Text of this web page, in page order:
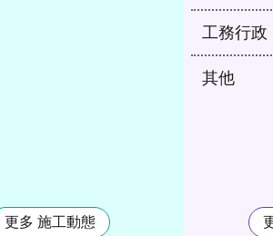
更多 施工動態
工務行政
其他